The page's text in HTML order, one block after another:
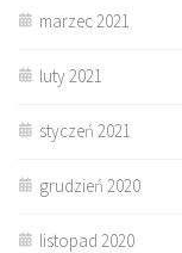
marzec 2021
luty 2021
styczeń 2021
grudzień 2020
listopad 2020